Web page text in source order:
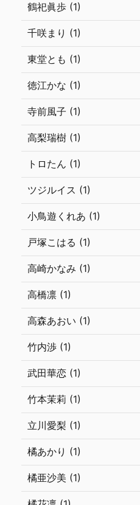
鶴祀眞歩 (1)
千咲まり (1)
東堂とも (1)
徳江かな (1)
寺前風子 (1)
高梨瑞樹 (1)
トロたん (1)
ツジルイス (1)
小鳥遊くれあ (1)
戸塚こはる (1)
高崎かなみ (1)
高橋凛 (1)
高森あおい (1)
竹内渉 (1)
武田華恋 (1)
竹本茉莉 (1)
立川愛梨 (1)
橘あかり (1)
橘亜沙美 (1)